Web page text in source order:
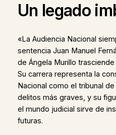
Un legado
«La Audiencia Nacional
sentencia Juan Manuel
de Ángela Murillo
Su carrera representa la
Nacional como el tribunal
delitos más graves, y su
el mundo judicial sirve de
futuras.